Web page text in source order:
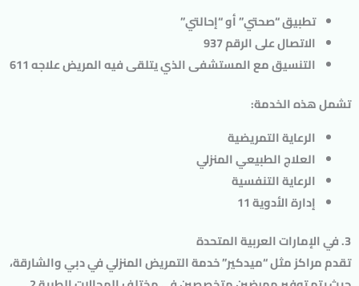
تطبيق “صحتي” أو “إحالتي”
الاتصال على الرقم 937
التنسيق مع المستشفى الذي يتلقى فيه المريض علاجه 611
تشمل هذه الخدمة:
الرعاية التمريضية
العلاج الطبيعي المنزلي
الرعاية التنفسية
إدارة الأدوية 11
3. في الإمارات العربية المتحدة
تقدم مراكز مثل “ميدكير” خدمة التمريض المنزلي في دبي والشارقة،